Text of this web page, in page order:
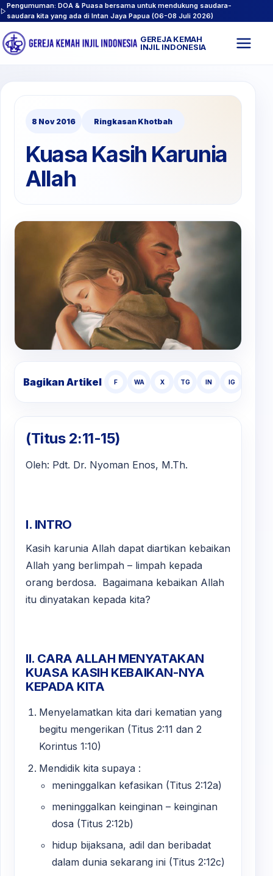
Pengumuman: DOA & Puasa bersama untuk mendukung saudara-
saudara kita yang ada di Intan Jaya Papua (06-08 Juli 2026)
GEREJA KEMAH
INJIL INDONESIA
8 Nov 2016 Ringkasan Khotbah
Kuasa Kasih Karunia
Allah
Bagikan Artikel F WA X TG IN IG
(Titus 2:11-15)
Oleh: Pdt. Dr. Nyoman Enos, M.Th.
I. INTRO
Kasih karunia Allah dapat diartikan kebaikan
Allah yang berlimpah – limpah kepada
orang berdosa. Bagaimana kebaikan Allah
itu dinyatakan kepada kita?
II. CARA ALLAH MENYATAKAN
KUASA KASIH KEBAIKAN-NYA
KEPADA KITA
Menyelamatkan kita dari kematian yang
begitu mengerikan (Titus 2:11 dan 2
Korintus 1:10)
Mendidik kita supaya :
meninggalkan kefasikan (Titus 2:12a)
meninggalkan keinginan – keinginan
dosa (Titus 2:12b)
hidup bijaksana, adil dan beribadat
dalam dunia sekarang ini (Titus 2:12c)